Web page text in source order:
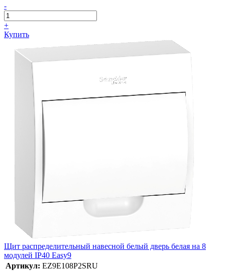
-
+
Купить
Щит распределительный навесной белый дверь белая на 8
модулей IP40 Easy9
Артикул: EZ9E108P2SRU